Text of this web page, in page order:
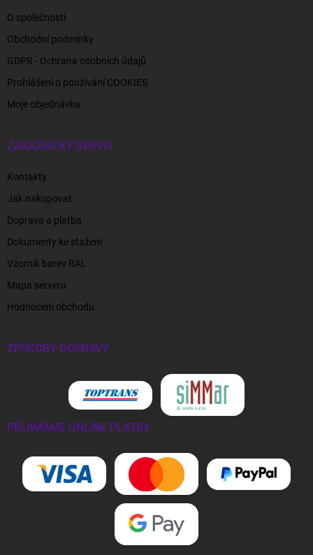
O společnosti
Obchodní podmínky
GDPR - Ochrana osobních údajů
Prohlášení o používání COOKIES
Moje objednávka
ZÁKAZNICKÝ SERVIS
Kontakty
Jak nakupovat
Doprava a platba
Dokumenty ke stažení
Vzorník barev RAL
Mapa serveru
Hodnocení obchodu
ZPŮSOBY DOPRAVY
PŘIJÍMÁME ONLINE PLATBY